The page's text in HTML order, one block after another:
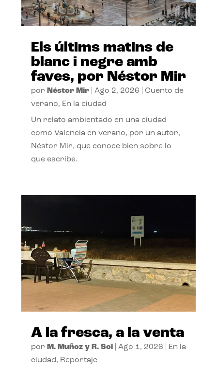
Els últims matins de
blanc i negre amb
faves, por Néstor Mir
por Néstor Mir| Ago 2, 2026
Cuento de
verano, En la ciudad
Un relato ambientado en una ciudad
como Valencia en verano, por un autor,
Néstor Mir, que conoce bien sobre lo
que escribe.
A la fresca, a la venta
por M. Muñoz y R. Sol| Ago 1, 2026
En la
ciudad, Reportaje